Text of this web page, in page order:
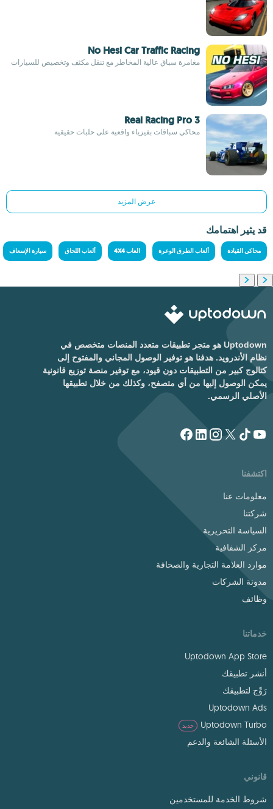
No Hesi Car Traffic Racing
مغامرة سباق عالية المخاطر مع تنقل مكثف وتخصيص للسيارات
Real Racing Pro 3
محاكي سباقات بفيزياء واقعية على حلبات حقيقية
عرض المزيد
قد يثير اهتمامك
محاكي القيادة ألعاب الطرق الوعرة العاب 4X4 ألعاب اللحاق سيارة الإسعاف
Uptodown هو متجر تطبيقات متعدد المنصات متخصص في
نظام الأندرويد. هدفنا هو توفير الوصول المجاني والمفتوح إلى
كتالوج كبير من التطبيقات دون قيود، مع توفير منصة توزيع قانونية
يمكن الوصول إليها من أي متصفح، وكذلك من خلال تطبيقها
الأصلي الرسمي.
اكتشفنا
معلومات عنا
شركتنا
السياسة التحريرية
مركز الشفافية
موارد العلامة التجارية والصحافة
مدونة الشركات
وظائف
خدماتنا
Uptodown App Store
أنشر تطبيقك
رَوِّج لتطبيقك
Uptodown Ads
Uptodown Turbo
جديد
الأسئلة الشائعة والدعم
قانوني
شروط الخدمة للمستخدمين